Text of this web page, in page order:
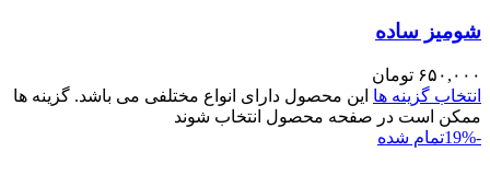
شومیز ساده
۶۵۰,۰۰۰ تومان
انتخاب گزینه ها این محصول دارای انواع مختلفی می باشد. گزینه ها
ممکن است در صفحه محصول انتخاب شوند
-19%
تمام شده